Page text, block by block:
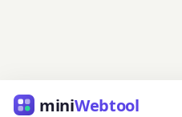
miniWebtool